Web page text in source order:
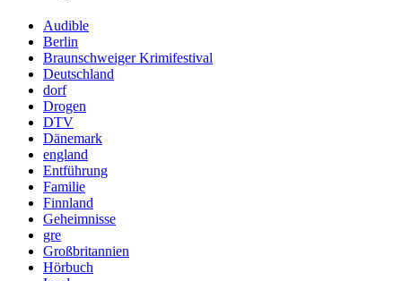
Audible
Berlin
Braunschweiger Krimifestival
Deutschland
dorf
Drogen
DTV
Dänemark
england
Entführung
Familie
Finnland
Geheimnisse
gre
Großbritannien
Hörbuch